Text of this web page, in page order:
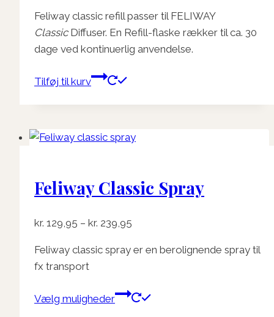
Feliway classic refill passer til FELIWAY
ClassicDiffuser. En Refill-flaske rækker til ca. 30
dage ved kontinuerlig anvendelse.
Tilføj til kurv
Feliway Classic Spray
kr. 129,95 – kr. 239,95
til
Feliway classic spray er en berolignende spray til
fx transport
Vælg muligheder
Dette